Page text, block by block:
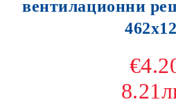
вентилационни